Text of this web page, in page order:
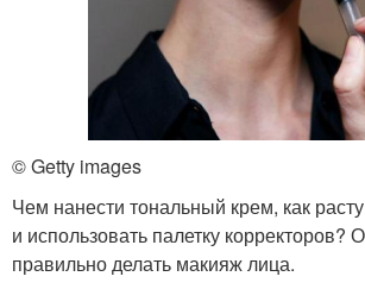
Глаза со средним и
Волос
Темно-карие глаза Глаза
© Getty images
Чем нанести тональный крем, как
и использовать палетку корректоров?
правильно делать макияж лица.